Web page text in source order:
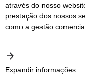
através do nosso
prestação dos nossos
como a gestão
Expandir informações